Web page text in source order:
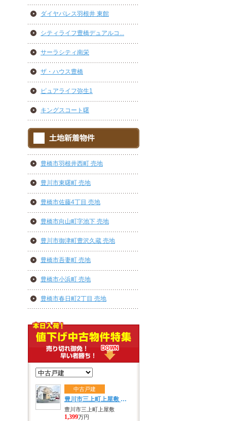
ダイヤパレス羽根井 東館
シティライフ豊橋デュアルコ...
サーラシティ南栄
ザ・ハウス豊橋
ピュアライフ弥生1
キングスコート曙
豊橋市羽根井西町 売地
豊川市東曙町 売地
豊橋市佐藤4丁目 売地
豊橋市向山町字池下 売地
豊川市御津町豊沢久蔵 売地
豊橋市吾妻町 売地
豊橋市小浜町 売地
豊橋市春日町2丁目 売地
中古戸建
豊川市三上町上屋敷 戸建
豊川市三上町上屋敷
1,399万円